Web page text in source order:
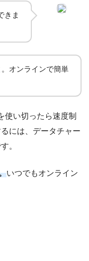
きま
オンラインで簡単
使い切ったら速度制
には、データチャー
。
いつでもオンライン